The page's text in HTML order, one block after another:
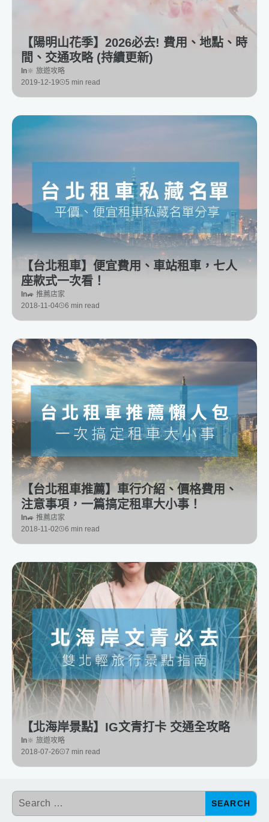
【陽明山花季】2026必去! 費用、地點、時
間、交通攻略 (持續更新)
In🔆 旅遊攻略
2019-12-19
5 min read
【台北租車】便宜費用、車站租車，七人
座款式一次看！
In🚙 推薦店家
2018-11-04
6 min read
【台北租車推薦】車行介紹、價格費用、
注意事項，一篇搞定租車大小事！
In🚙 推薦店家
2018-11-02
6 min read
【北海岸景點】IG文青打卡 交通全攻略
In🔆 旅遊攻略
2018-07-26
7 min read
SEARCH